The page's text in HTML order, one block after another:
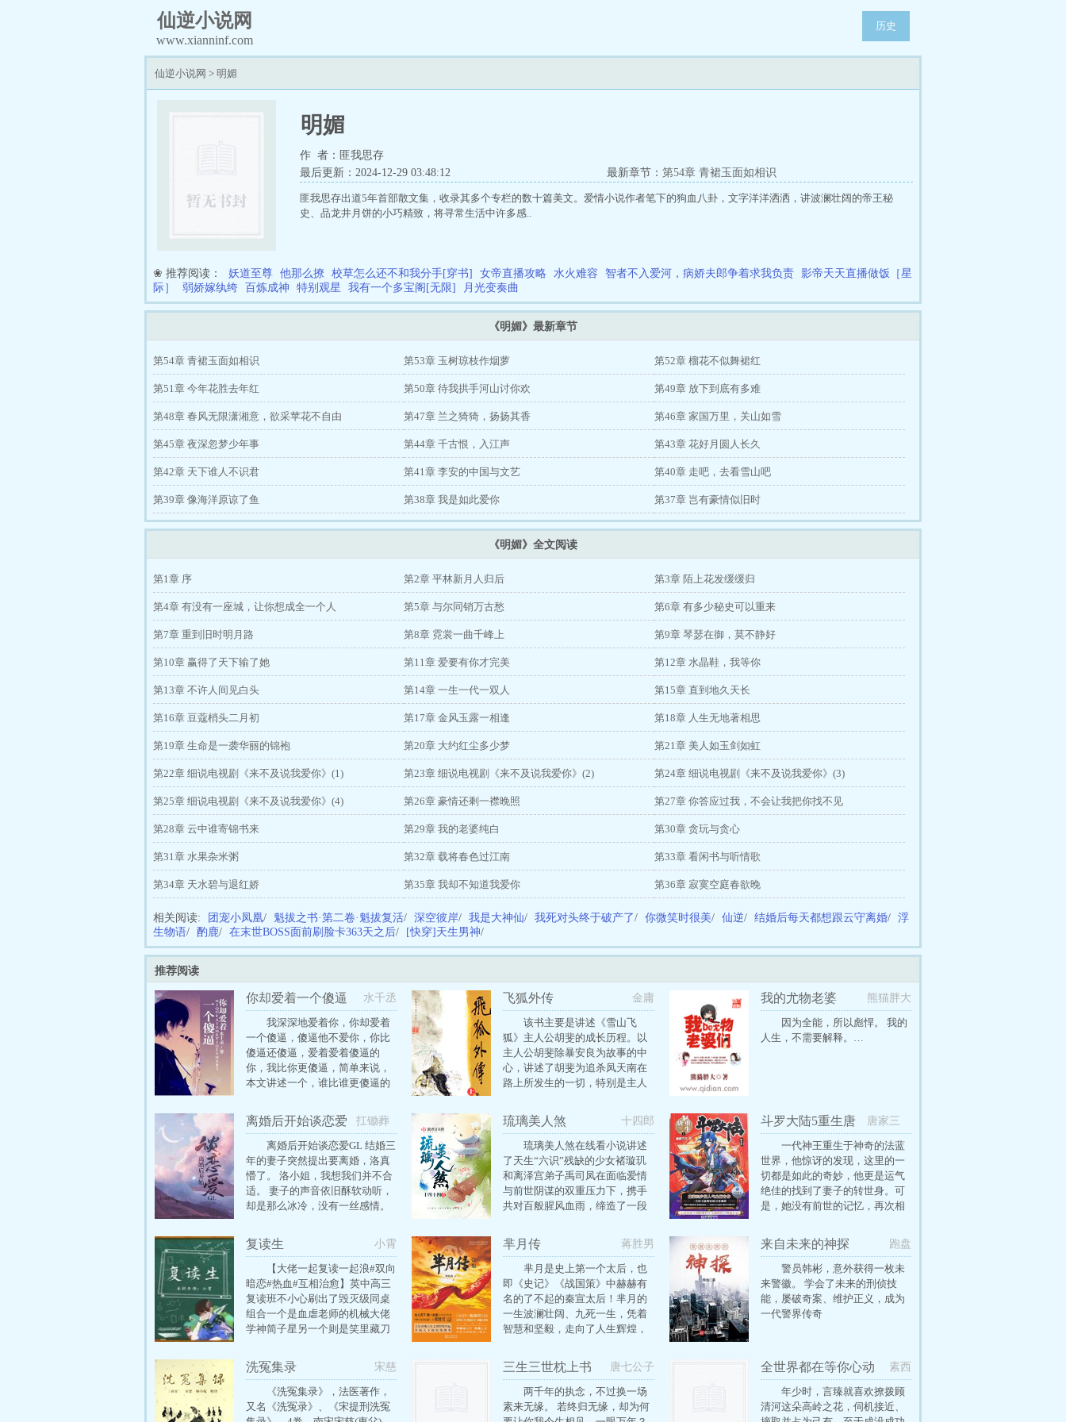
仙逆小说网
www.xianninf.com
历史
仙逆小说网 > 明媚
明媚
作 者：匪我思存
最后更新：2024-12-29 03:48:12
最新章节： 第54章 青裙玉面如相识
匪我思存出道5年首部散文集，收录其多个专栏的数十篇美文。爱情小说作者笔下的狗血八卦，文字洋洋洒洒，讲波澜壮阔的帝王秘
史、品龙井月饼的小巧精致，将寻常生活中许多感..
❀ 推荐阅读： 妖道至尊 他那么撩 校草怎么还不和我分手[穿书] 女帝直播攻略 水火难容 智者不入爱河，病娇夫郎争着求我负责 影帝天天直播做饭［星
际］
弱娇嫁纨绔 百炼成神 特别观星 我有一个多宝阁[无限] 月光变奏曲
《明媚》最新章节
第54章 青裙玉面如相识 第53章 玉树琼枝作烟萝 第52章 榴花不似舞裙红
第51章 今年花胜去年红 第50章 待我拱手河山讨你欢 第49章 放下到底有多难
第48章 春风无限潇湘意，欲采苹花不自由 第47章 兰之猗猗，扬扬其香 第46章 家国万里，关山如雪
第45章 夜深忽梦少年事 第44章 千古恨，入江声 第43章 花好月圆人长久
第42章 天下谁人不识君 第41章 李安的中国与文艺 第40章 走吧，去看雪山吧
第39章 像海洋原谅了鱼 第38章 我是如此爱你 第37章 岂有豪情似旧时
《明媚》全文阅读
第1章 序 第2章 平林新月人归后 第3章 陌上花发缓缓归
第4章 有没有一座城，让你想成全一个人 第5章 与尔同销万古愁 第6章 有多少秘史可以重来
第7章 重到旧时明月路 第8章 霓裳一曲千峰上 第9章 琴瑟在御，莫不静好
第10章 赢得了天下输了她 第11章 爱要有你才完美 第12章 水晶鞋，我等你
第13章 不许人间见白头 第14章 一生一代一双人 第15章 直到地久天长
第16章 豆蔻梢头二月初 第17章 金风玉露一相逢 第18章 人生无地著相思
第19章 生命是一袭华丽的锦袍 第20章 大约红尘多少梦 第21章 美人如玉剑如虹
第22章 细说电视剧《来不及说我爱你》(1) 第23章 细说电视剧《来不及说我爱你》(2) 第24章 细说电视剧《来不及说我爱你》(3)
第25章 细说电视剧《来不及说我爱你》(4) 第26章 豪情还剩一襟晚照 第27章 你答应过我，不会让我把你找不见
第28章 云中谁寄锦书来 第29章 我的老婆纯白 第30章 贪玩与贪心
第31章 水果杂米粥 第32章 载将春色过江南 第33章 看闲书与听情歌
第34章 天水碧与退红娇 第35章 我却不知道我爱你 第36章 寂寞空庭春欲晚
相关阅读: 团宠小凤凰/ 魁拔之书·第二卷·魁拔复活/ 深空彼岸/ 我是大神仙/ 我死对头终于破产了/ 你微笑时很美/ 仙逆/ 结婚后每天都想跟云守离婚/ 浮
生物语/ 酌鹿/ 在末世BOSS面前刷脸卡363天之后/ [快穿]天生男神/
推荐阅读
你却爱着一个傻逼 水千丞
我深深地爱着你，你却爱着
一个傻逼，傻逼他不爱你，你比
傻逼还傻逼，爱着爱着傻逼的
你，我比你更傻逼，简单来说，
本文讲述一个，谁比谁更傻逼的
英，李玉 ┃ 配角：简隋林
飞狐外传 金庸
该书主要是讲述《雪山飞
狐》主人公胡斐的成长历程。以
主人公胡斐除暴安良为故事的中
心，讲述了胡斐为追杀凤天南在
路上所发生的一切，特别是主人
发生的恋爱关系，让人觉得惋惜
与无奈。 如果说郭靖是金庸笔下
的“为国为民”的“侠”的理想的化
身，胡斐则是金庸“锄强扶弱”的
理想的化身。他可以为素不相识
的一家三口打抱不平，不为所爱
之人的求恳所动。体现出江湖一
我的尤物老婆 熊猫胖大
因为全能，所以彪悍。 我的
人生，不需要解释。…
离婚后开始谈恋爱
GL
扛锄葬
花
离婚后开始谈恋爱GL 结婚三
年的妻子突然提出要离婚，洛真
懵了。 洛小姐，我想我们并不合
适。 妻子的声音依旧酥软动听，
却是那么冰冷，没有一丝感情。
的话，洛真只觉得自己的脸像被
人狠狠打了一巴掌 我老婆乖巧体
贴，温柔贤淑，和我是天造地设
的一对，我才舍不得带出来给你
们看。 洛小姐，如果你不愿意离
婚的话，我也会向法院申请分
居。 离婚协议书摆在面前，耳边
抑制的疼了疼 离就离。 没有为什
么，也没有任何纠缠。 三年婚
姻，就这样莫名其妙走到了尽
头。 再相见已是五年后。 曾经的
琉璃美人煞 十四郎
琉璃美人煞在线看小说讲述
了天生“六识”残缺的少女褚璇玑
和离泽宫弟子禹司凤在面临爱情
与前世阴谋的双重压力下，携手
共对百般腥风血雨，缔造了一段
璃美人煞又是十生十世，琉璃美
人煞无支祁和紫狐。
斗罗大陆5重生唐
三
唐家三
少
一代神王重生于神奇的法蓝
世界，他惊讶的发现，这里的一
切都是如此的奇妙，他更是运气
绝佳的找到了妻子的转世身。可
是，她没有前世的记忆，再次相
对人类并不友好的世界中，能否
重新追回妻子。千奇百怪的妖神
变又会带给他怎样的重生之路？
尽在一代神王至情追妻之旅，斗
罗大陆第五部，重生唐三！
复读生 小霄
【大佬一起复读一起浪#双向
暗恋#热血#互相治愈】英中高三
复读班不小心刷出了毁灭级同桌
组合一个是血虐老师的机械大佬
学神简子星另一个则是笑里藏刀
好像很穷，总是吃不饱，晚自习
时饿的趴在桌子上装死。学神不
得不在他快死的时候投喂一点吃
的给他。后来校霸摆脱了经济危
机，但并没有吭声，自习依旧趴
芈月传 蒋胜男
芈月是史上第一个太后，也
即《史记》《战国策》中赫赫有
名的了不起的秦宣太后！芈月的
一生波澜壮阔、九死一生，凭着
智慧和坚毅，走向了人生辉煌，
下的煌煌霸业！中国历史上第一
个被称为“太后”的女人、战国时
期秦国女政治家芈月，波澜起伏
的人生故事。
来自未来的神探 跑盘
警员韩彬，意外获得一枚未
来警徽。 学会了未来的刑侦技
能，屡破奇案、维护正义，成为
一代警界传奇
洗冤集录 宋慈
《洗冤集录》，法医著作，
又名《洗冤录》、《宋提刑洗冤
三生三世枕上书 唐七公子
两千年的执念，不过换一场
素来无缘。 若终归无缘，却为何
全世界都在等你心动 素西
年少时，言臻就喜欢撩拨顾
清河这朵高岭之花，伺机接近、